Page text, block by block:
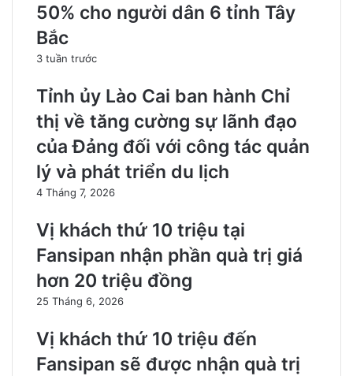
50% cho người dân 6 tỉnh Tây
Bắc
3 tuần trước
Tỉnh ủy Lào Cai ban hành Chỉ
thị về tăng cường sự lãnh đạo
của Đảng đối với công tác quản
lý và phát triển du lịch
4 Tháng 7, 2026
Vị khách thứ 10 triệu tại
Fansipan nhận phần quà trị giá
hơn 20 triệu đồng
25 Tháng 6, 2026
Vị khách thứ 10 triệu đến
Fansipan sẽ được nhận quà trị